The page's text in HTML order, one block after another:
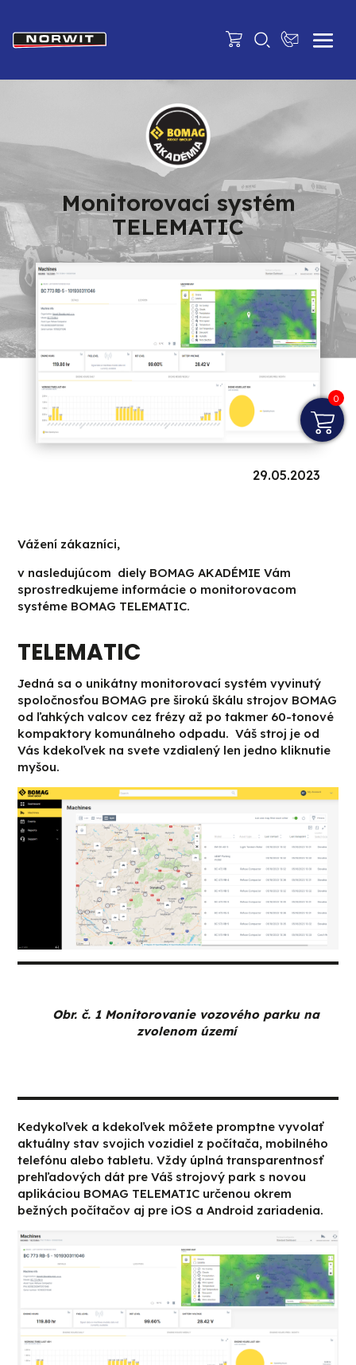
0
Monitorovací systém
TELEMATIC
29.05.2023
Vážení zákazníci,
v nasledujúcom diely BOMAG AKADÉMIE Vám
sprostredkujeme informácie o monitorovacom
systéme BOMAG TELEMATIC.
TELEMATIC
Jedná sa o unikátny monitorovací systém vyvinutý
spoločnosťou BOMAG pre širokú škálu strojov BOMAG
od ľahkých valcov cez frézy až po takmer 60-tonové
kompaktory komunálneho odpadu. Váš stroj je od
Vás kdekoľvek na svete vzdialený len jedno kliknutie
myšou.
Obr. č. 1 Monitorovanie vozového parku na
zvolenom území
Kedykoľvek a kdekoľvek môžete promptne vyvolať
aktuálny stav svojich vozidiel z počítača, mobilného
telefónu alebo tabletu. Vždy úplná transparentnosť
prehľadových dát pre Váš strojový park s novou
aplikáciou BOMAG TELEMATIC určenou okrem
bežných počítačov aj pre iOS a Android zariadenia.